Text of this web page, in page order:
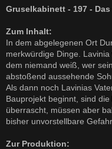
Gruselkabinett - 197 -
Zum Inhalt:
In dem abgelegenen Ort
merkwürdige Dinge.
dem niemand weiß, wer
abstoßend aussehende
Als dann noch Lavinias
Bauprojekt beginnt, sind
überrascht, müssen aber
bisher unvorstellbare Gefahr
Zur Produktion: